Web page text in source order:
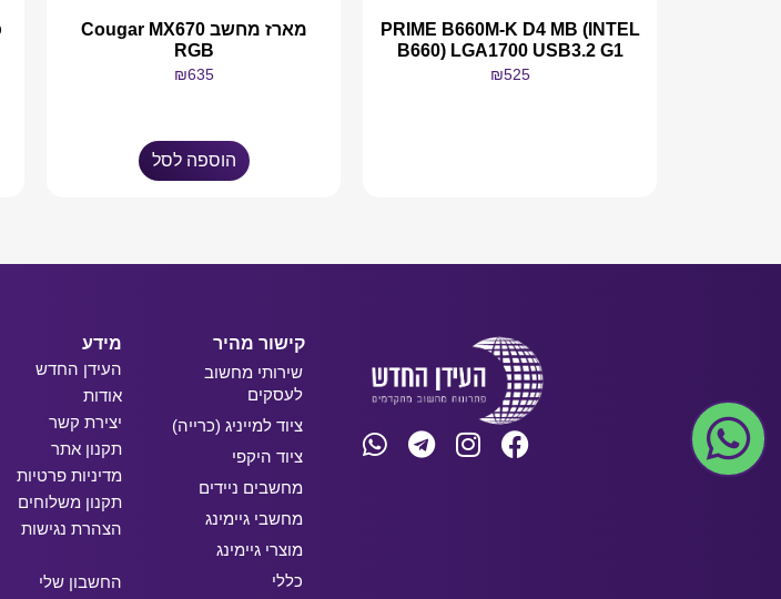
PRIME B660M-K D4 MB (INTEL
B660) LGA1700 USB3.2 G1
₪525
מארז מחשב Cougar MX670
RGB
₪635
הוספה לסל
קישור מהיר
שירותי מחשוב
לעסקים
ציוד למייניג (כרייה)
ציוד היקפי
מחשבים ניידים
מחשבי גיימינג
מוצרי גיימינג
כללי
מידע
העידן החדש
אודות
יצירת קשר
תקנון אתר
מדיניות פרטיות
תקנון משלוחים
הצהרת נגישות
החשבון שלי